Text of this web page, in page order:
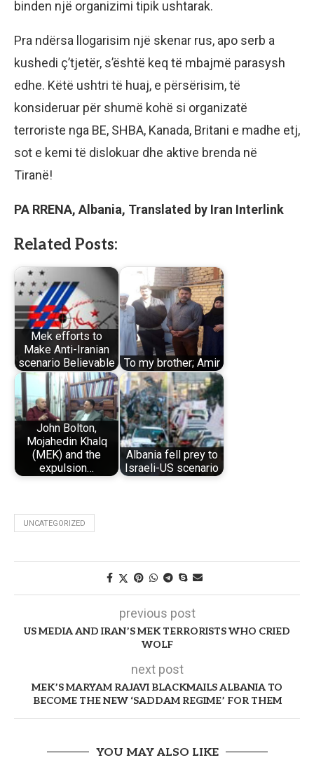
binden një organizimi tipik ushtarak.
Pra ndërsa llogarisim një skenar rus, apo serb a
kushedi ç’tjetër, s’është keq të mbajmë parasysh
edhe. Këtë ushtri të huaj, e përsërisim, të
konsideruar për shumë kohë si organizatë
terroriste nga BE, SHBA, Kanada, Britani e madhe etj,
sot e kemi të dislokuar dhe aktive brenda në
Tiranë!
PA RRENA, Albania, Translated by Iran Interlink
Related Posts:
Mek efforts to
Make Anti-Iranian
scenario Believable
To my brother; Amir
John Bolton,
Mojahedin Khalq
(MEK) and the
expulsion…
Albania fell prey to
Israeli-US scenario
UNCATEGORIZED
previous post
US MEDIA AND IRAN’S MEK TERRORISTS WHO CRIED
WOLF
next post
MEK’S MARYAM RAJAVI BLACKMAILS ALBANIA TO
BECOME THE NEW ‘SADDAM REGIME’ FOR THEM
YOU MAY ALSO LIKE